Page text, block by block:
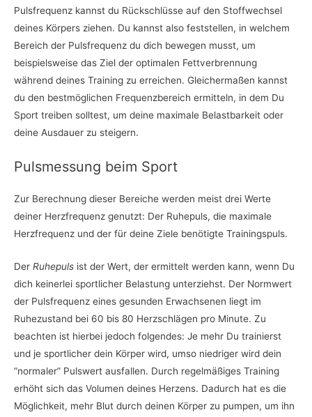
Pulsfrequenz kannst du Rückschlüsse auf den Stoffwechsel
deines Körpers ziehen. Du kannst also feststellen, in welchem
Bereich der Pulsfrequenz du dich bewegen musst, um
beispielsweise das Ziel der optimalen Fettverbrennung
während deines Training zu erreichen. Gleichermaßen kannst
du den bestmöglichen Frequenzbereich ermitteln, in dem Du
Sport treiben solltest, um deine maximale Belastbarkeit oder
deine Ausdauer zu steigern.
Pulsmessung beim Sport
Zur Berechnung dieser Bereiche werden meist drei Werte
deiner Herzfrequenz genutzt: Der Ruhepuls, die maximale
Herzfrequenz und der für deine Ziele benötigte Trainingspuls.
Der Ruhepuls ist der Wert, der ermittelt werden kann, wenn Du
dich keinerlei sportlicher Belastung unterziehst. Der Normwert
der Pulsfrequenz eines gesunden Erwachsenen liegt im
Ruhezustand bei 60 bis 80 Herzschlägen pro Minute. Zu
beachten ist hierbei jedoch folgendes: Je mehr Du trainierst
und je sportlicher dein Körper wird, umso niedriger wird dein
“normaler” Pulswert ausfallen. Durch regelmäßiges Training
erhöht sich das Volumen deines Herzens. Dadurch hat es die
Möglichkeit, mehr Blut durch deinen Körper zu pumpen, um ihn